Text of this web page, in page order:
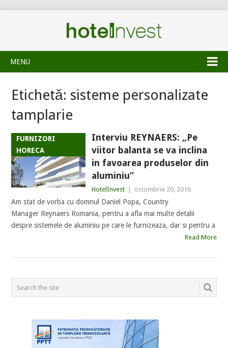
MENU
Etichetă: sisteme personalizate
tamplarie
FURNIZORI
HORECA
Interviu REYNAERS: „Pe
viitor balanta se va inclina
in favoarea produselor din
aluminiu”
HotelInvest octombrie 20, 2016
Am stat de vorba cu domnul Daniel Popa, Country
Manager Reynaers Romania, pentru a afla mai multe detalii
despre sistemele de aluminiu pe care le furnizeaza, dar si pentru a
Read More
POSTS
NAVIGATION